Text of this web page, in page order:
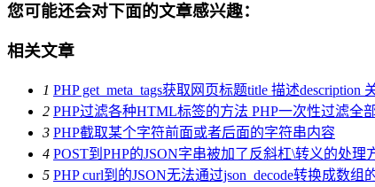
您可能还会对下面的文章感兴趣：
相关文章
1 PHP get_meta_tags获取网页标题title 描述description
2 PHP过滤各种HTML标签的方法 PHP一次性过滤全
3 PHP截取某个字符前面或者后面的字符串内容
4 POST到PHP的JSON字串被加了反斜杠\转义的处理
5 PHP curl到的JSON无法通过json_decode转换成数组